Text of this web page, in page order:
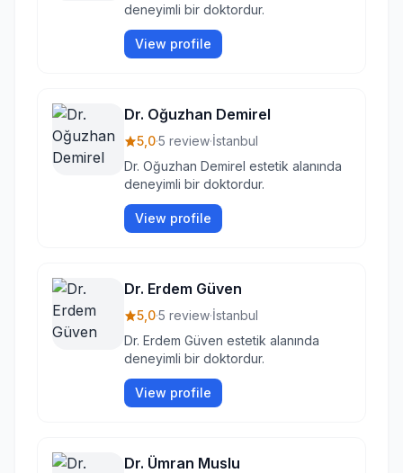
deneyimli bir doktordur.
View profile
Dr. Oğuzhan Demirel
5,0·5 review·İstanbul
Dr. Oğuzhan Demirel estetik alanında
deneyimli bir doktordur.
View profile
Dr. Erdem Güven
5,0·5 review·İstanbul
Dr. Erdem Güven estetik alanında
deneyimli bir doktordur.
View profile
Dr. Ümran Muslu